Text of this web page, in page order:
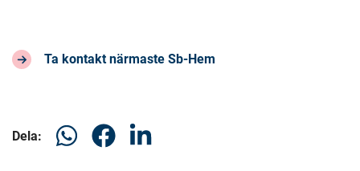
Ta kontakt närmaste Sb-Hem
Dela:
Dela
Dela
Dela